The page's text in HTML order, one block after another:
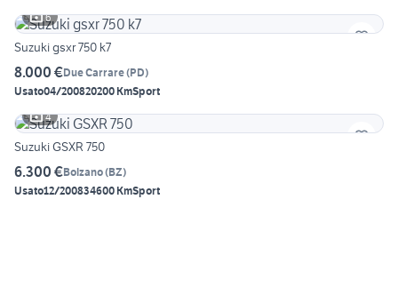
6
Suzuki gsxr 750 k7
8.000 €Due Carrare(PD)
Usato04/200820200 KmSport
4
Suzuki GSXR 750
6.300 €Bolzano(BZ)
Usato12/200834600 KmSport